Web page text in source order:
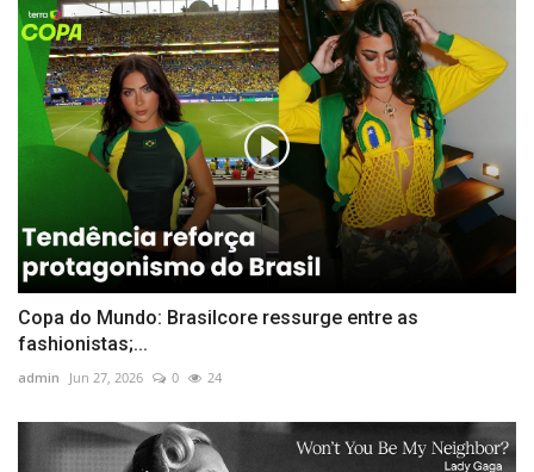
Copa do Mundo: Brasilcore ressurge entre as
fashionistas;...
admin Jun 27, 2026 0 24